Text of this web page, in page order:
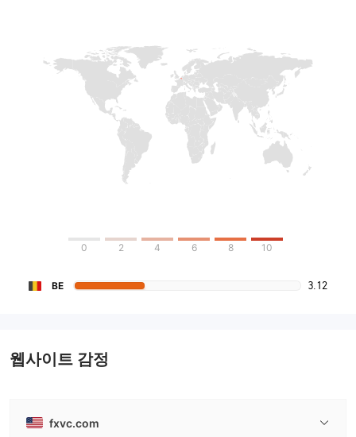
0 2 4 6 8 10
BE 3.12
웹사이트 감정
fxvc.com